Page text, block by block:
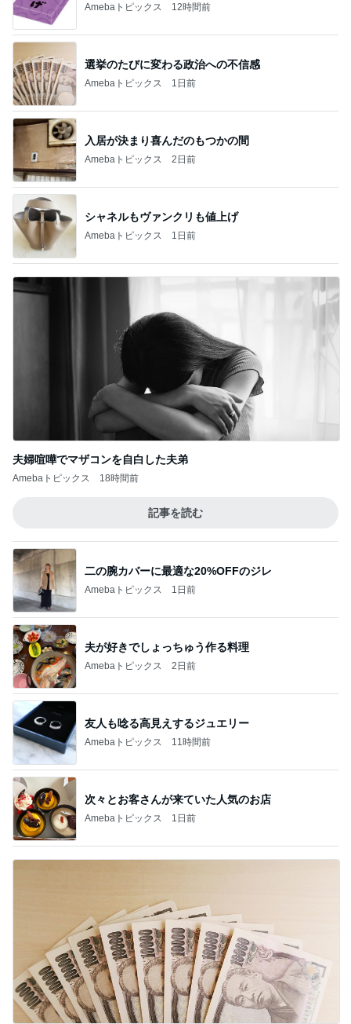
Amebaトピックス 12時間前
選挙のたびに変わる政治への不信感
Amebaトピックス 1日前
入居が決まり喜んだのもつかの間
Amebaトピックス 2日前
シャネルもヴァンクリも値上げ
Amebaトピックス 1日前
夫婦喧嘩でマザコンを自白した夫弟
Amebaトピックス 18時間前
記事を読む
二の腕カバーに最適な20%OFFのジレ
Amebaトピックス 1日前
夫が好きでしょっちゅう作る料理
Amebaトピックス 2日前
友人も唸る高見えするジュエリー
Amebaトピックス 11時間前
次々とお客さんが来ていた人気のお店
Amebaトピックス 1日前